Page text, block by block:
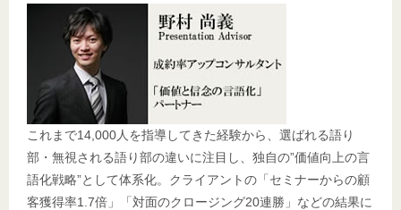
これまで14,000人を指導してきた経験から、選ばれる語り
部・無視される語り部の違いに注目し、独自の”価値向上の言
語化戦略”として体系化。クライアントの「セミナーからの顧
客獲得率1.7倍」「対面のクロージング20連勝」などの結果に